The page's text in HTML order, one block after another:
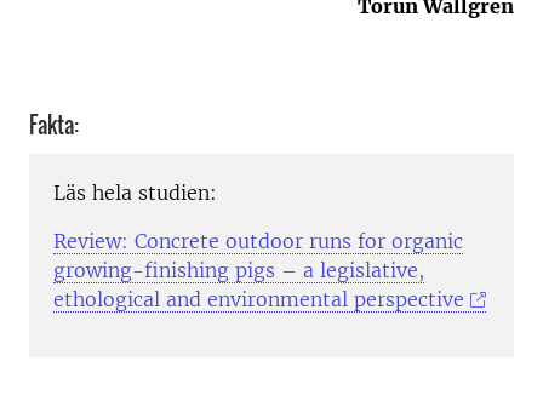
Torun Wallgren
Fakta:
Läs hela studien:
Review: Concrete outdoor runs for organic
growing-finishing pigs – a legislative,
ethological and environmental perspective